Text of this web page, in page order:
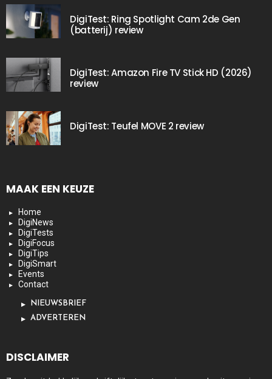
DigiTest: Ring Spotlight Cam 2de Gen
(batterij) review
DigiTest: Amazon Fire TV Stick HD (2026)
review
DigiTest: Teufel MOVE 2 review
MAAK EEN KEUZE
Home
DigiNews
DigiTests
DigiFocus
DigiTips
DigiSmart
Events
Contact
NIEUWSBRIEF
ADVERTEREN
DISCLAIMER